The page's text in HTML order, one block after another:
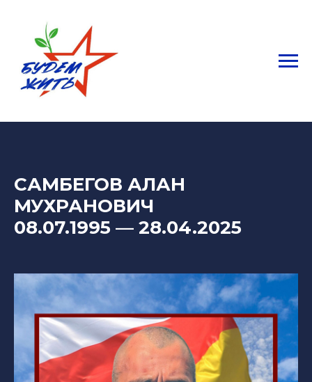
САМБЕГОВ АЛАН
МУХРАНОВИЧ
08.07.1995 — 28.04.2025